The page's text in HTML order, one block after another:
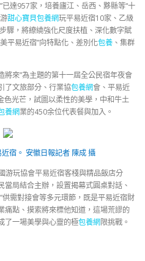
達957家，培養廬江、岳西、黟縣等“十
甜心寶貝包養網玩平易近宿10家、乙級
驟，將繚繞強化尺度扶植、深化數字賦
平易近宿”向特點化、差別化包養 、集群
將來”為主題的第十一屆全公民宿年夜會
了文旅部分、行業協包養網會、平易近
光芒，試圖以柔性的美學，中和牛土
養網業的450余位代表餐與加入。
宿。 安徽日報記者 陳成 攝
游玩協會平易近宿客棧與精品飯店分
局結合主辦，設置揭幕式圓桌對話、
需對接會等多元環節，既是平易近宿財
痛點、摸索將來標他知道，這場荒謬的
了一場美學與心靈的極包養網限挑戰。